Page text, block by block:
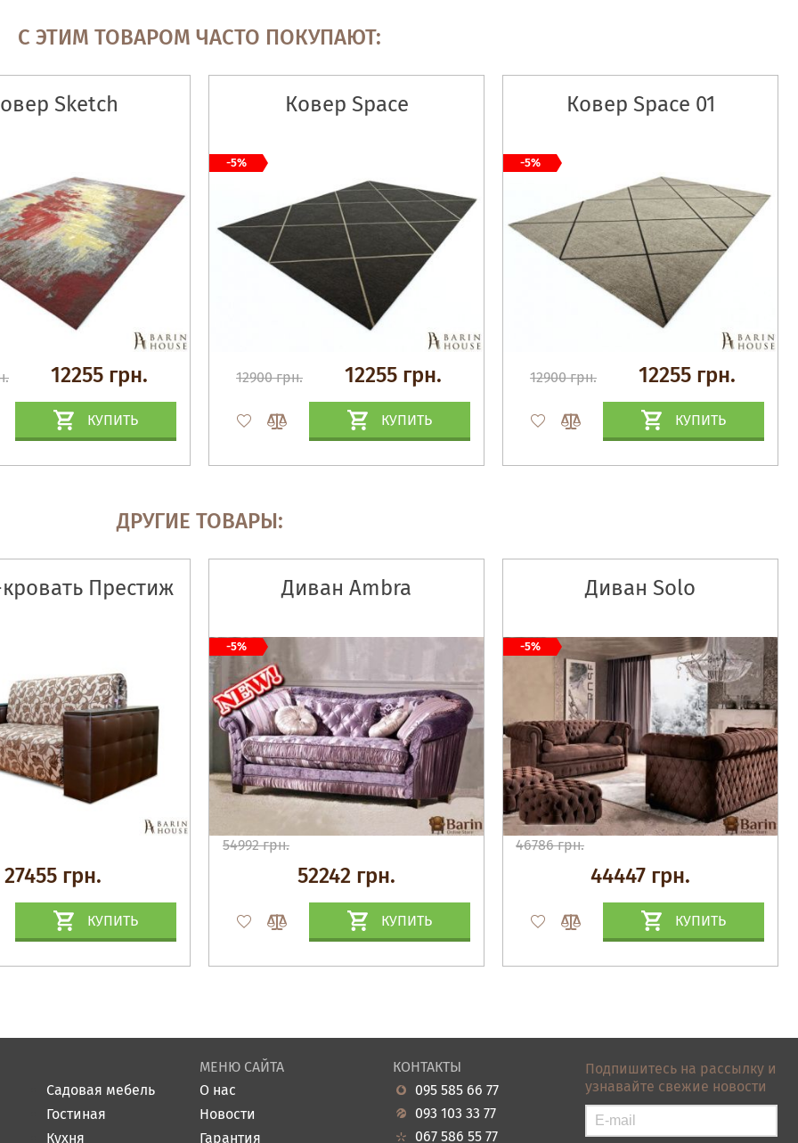
С ЭТИМ ТОВАРОМ ЧАСТО ПОКУПАЮТ:
Sketch
12255 грн.
КУПИТЬ
Ковер Space
12900 грн. 12255 грн.
КУПИТЬ
-5%
Ковер Space 01
12900 грн. 12255 грн.
КУПИТЬ
-5%
ДРУГИЕ ТОВАРЫ:
Престиж
27455 грн.
КУПИТЬ
Диван Ambra
54992 грн.
52242 грн.
КУПИТЬ
-5%
Диван Solo
46786 грн.
44447 грн.
КУПИТЬ
-5%
Садовая мебель
Гостиная
Кухня
МЕНЮ САЙТА
О нас
Новости
Гарантия
КОНТАКТЫ
095 585 66 77
093 103 33 77
067 586 55 77
Подпишитесь на рассылку и
узнавайте свежие новости